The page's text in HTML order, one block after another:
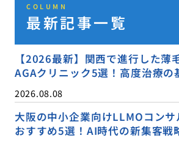
COLUMN
最新記事一覧
【2026最新】関西で進行した薄
AGAクリニック5選！高度治療の
2026.08.08
大阪の中小企業向けLLMOコン
おすすめ5選！AI時代の新集客戦